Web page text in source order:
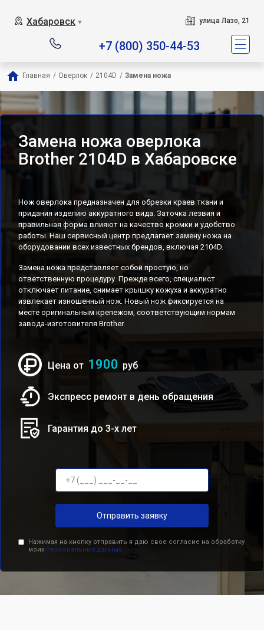
Хабаровск ▼ улица Лазо, 21
+7 (800) 350-44-53
Главная / Оверлок / 2104D / Замена ножа
Замена ножа оверлока
Brother 2104D в Хабаровске
Нож оверлока предназначен для обрезки краев ткани и
придания изделию аккуратного вида. Заточка лезвия и
правильная форма влияют на качество кромки и удобство
работы. Наш сервисный центр предлагает замену ножа на
оборудовании всех известных брендов, включая 2104D.
Замена ножа представляет собой простую, но
ответственную процедуру. Прежде всего, специалист
отключает питание, снимает крышку кожуха и аккуратно
извлекает изношенный нож. Новый нож фиксируется на
месте оригинальным крепежом, соответствующим нормам
завода-изготовителя Brother.
Цена от 1900 руб
Экспресс ремонт в день обращения
Гарантия до 3-х лет
Отправить заявку
Нажимая на кнопку отправить я даю свое согласие на обработку
моих персональных данных.